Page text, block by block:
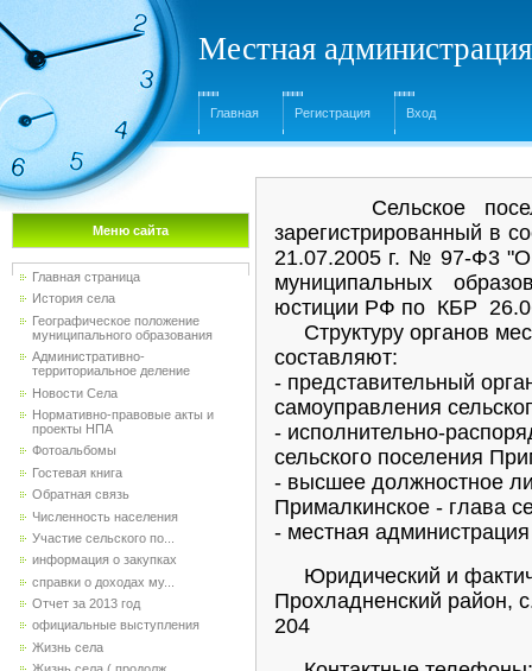
Местная
Главная Регистрация Вход
Меню сайта
Главная страница
История села
Географическое положение
муниципального образования
Административно-
территориальное деление
Новости Села
Нормативно-правовые акты и
проекты НПА
Фотоальбомы
Гостевая книга
Обратная связь
Численность населения
Участие сельского по...
информация о закупках
справки о доходах му...
Отчет за 2013 год
официальные выступления
Жизнь села
Сельское
зарегистрированный в
21.07.2005 г. № 97-Ф3 "О
муниципальных
юстиции РФ по КБР
Структуру органов
составляют:
- представительный
самоуправления
- исполнительно-
сельского поселения
- высшее должностное
Прималкинское - глава
- местная
Юридический и
Прохладненский район,
204